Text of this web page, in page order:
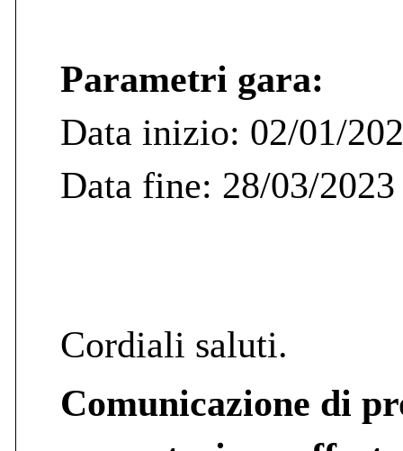
Parametri gara:
Data inizio: 02/01/
Data fine: 28/03/
Cordiali saluti.
Comunicazione di